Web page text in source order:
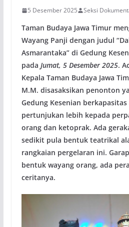
5 Desember 2025 Seksi
Taman Budaya Jawa Timur
Wayang Panji dengan judul
Asmarantaka” di Gedung
pada Jumat, 5 Desember 2025.
Kepala Taman Budaya Jawa
M.M. disasaksikan penonton
Gedung Kesenian
pertunjukan lebih kepada
orang dan ketoprak. Ada
sedikit pula bentuk teatrikal
rangkaian pergelaran ini.
bentuk wayang orang, ada
ceritanya.